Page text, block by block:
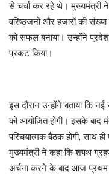
से चर्चा कर रहे थे। मुख्यमंत्री ने
वरिष्ठजनों और हजारों की
को सफल बनाया। उन्होंने
प्रकट किया।
इस दौरान उन्होंने बताया कि
को आयोजित होगी। इसके बाद
परिचयात्मक बैठक होगी, साथ
मुख्यमंत्री ने कहा कि शपथ
अर्चना करने के बाद आज